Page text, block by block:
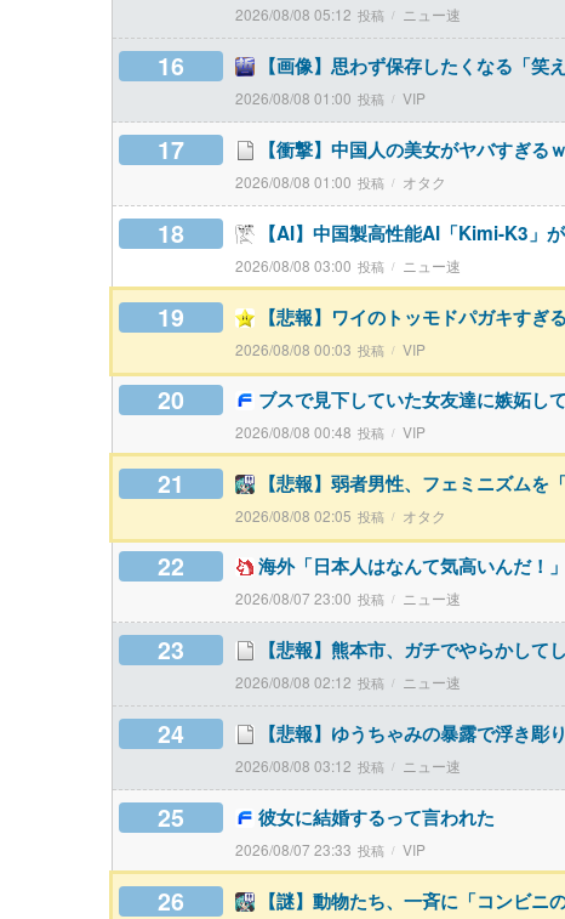
2026/08/08 05:12 ニュー速
16 【画像】思わず保存したくなる「
2026/08/08 01:00 VIP
17 【衝撃】中国人の美女がヤバすぎ
2026/08/08 01:00 オタク
18 【AI】中国製高性能AI「Kimi-K3」
2026/08/08 03:00 ニュー速
19 【悲報】ワイのトッモドパガキすぎ
2026/08/08 00:03 VIP
20 ブスで見下していた女友達に嫉妬し
2026/08/08 00:48 VIP
21 【悲報】弱者男性、フェミニズムを
2026/08/08 02:05 オタク
22 海外「日本人はなんて気高いんだ！
2026/08/07 23:00 ニュー速
23 【悲報】熊本市、ガチでやらかして
2026/08/08 02:12 ニュー速
24 【悲報】ゆうちゃみの暴露で浮き
2026/08/08 03:12 ニュー速
25 彼女に結婚するって言われた
2026/08/07 23:33 VIP
26 【謎】動物たち、一斉に「コンビニ